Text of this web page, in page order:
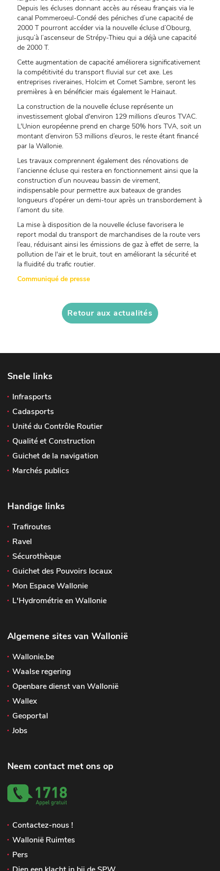
Depuis les écluses donnant accès au réseau français via le
canal Pommeroeul-Condé des péniches d’une capacité de
2000 T pourront accéder via la nouvelle écluse d’Obourg,
jusqu’à l’ascenseur de Strépy-Thieu qui a déjà une capacité
de 2000 T.
Cette augmentation de capacité améliorera significativement
la compétitivité du transport fluvial sur cet axe. Les
entreprises riveraines, Holcim et Comet Sambre, seront les
premières à en bénéficier mais également le Hainaut.
La construction de la nouvelle écluse représente un
investissement global d'environ 129 millions d’euros TVAC.
L'Union européenne prend en charge 50% hors TVA, soit un
montant d’environ 53 millions d’euros, le reste étant financé
par la Wallonie.
Les travaux comprennent également des rénovations de
l’ancienne écluse qui restera en fonctionnement ainsi que la
construction d’un nouveau bassin de virement,
indispensable pour permettre aux bateaux de grandes
longueurs d'opérer un demi-tour après un transbordement à
l’amont du site.
La mise à disposition de la nouvelle écluse favorisera le
report modal du transport de marchandises de la route vers
l’eau, réduisant ainsi les émissions de gaz à effet de serre, la
pollution de l'air et le bruit, tout en améliorant la sécurité et
la fluidité du trafic routier.
Communiqué de presse
Retour aux actualités
Snele links
Infrasports
Cadasports
Unité du Contrôle Routier
Qualité et Construction
Guichet de la navigation
Marchés publics
Handige links
Trafiroutes
Ravel
Sécurothèque
Guichet des Pouvoirs locaux
Mon Espace Wallonie
L'Hydrométrie en Wallonie
Algemene sites van Wallonië
Wallonie.be
Waalse regering
Openbare dienst van Wallonië
Wallex
Geoportal
Jobs
Neem contact met ons op
Contactez-nous !
Wallonië Ruimtes
Pers